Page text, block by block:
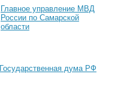
Главное управление МВД
России по Самарской
области
Государственная дума РФ